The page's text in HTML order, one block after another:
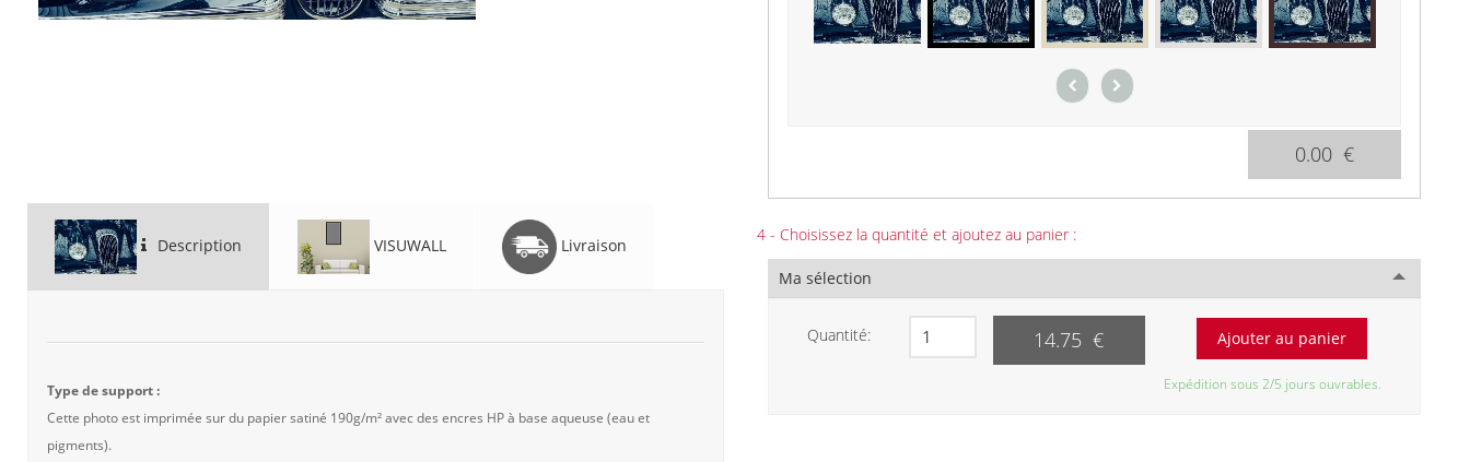
Description VISUWALL Livraison
Type de support :
Cette photo est imprimée sur du papier satiné 190g/m² avec des encres HP à base aqueuse (eau et
pigments).
0.00 €
4 - Choisissez la quantité et ajoutez au panier :
Ma sélection
Quantité: 14.75 €
Expédition sous 2/5 jours ouvrables.